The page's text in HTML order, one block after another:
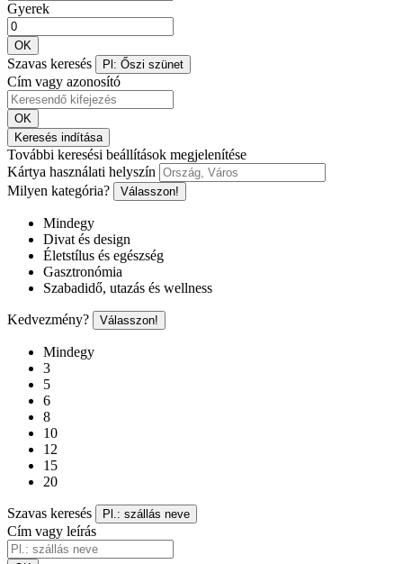
Gyerek
OK
Szavas keresés Pl: Őszi szünet
Cím vagy azonosító
OK
Keresés indítása
További keresési beállítások megjelenítése
Kártya használati helyszín
Milyen kategória?
Válasszon!
Mindegy
Divat és design
Életstílus és egészség
Gasztronómia
Szabadidő, utazás és wellness
Kedvezmény? Válasszon!
Mindegy
3
5
6
8
10
12
15
20
Szavas keresés Pl.: szállás neve
Cím vagy leírás